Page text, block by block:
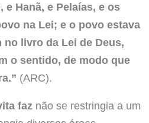
e Hanã, e Pelaías, e os
na Lei; e o povo estava
no livro da Lei de Deus,
o sentido, de modo que
(ARC).
faznão se restringia a um